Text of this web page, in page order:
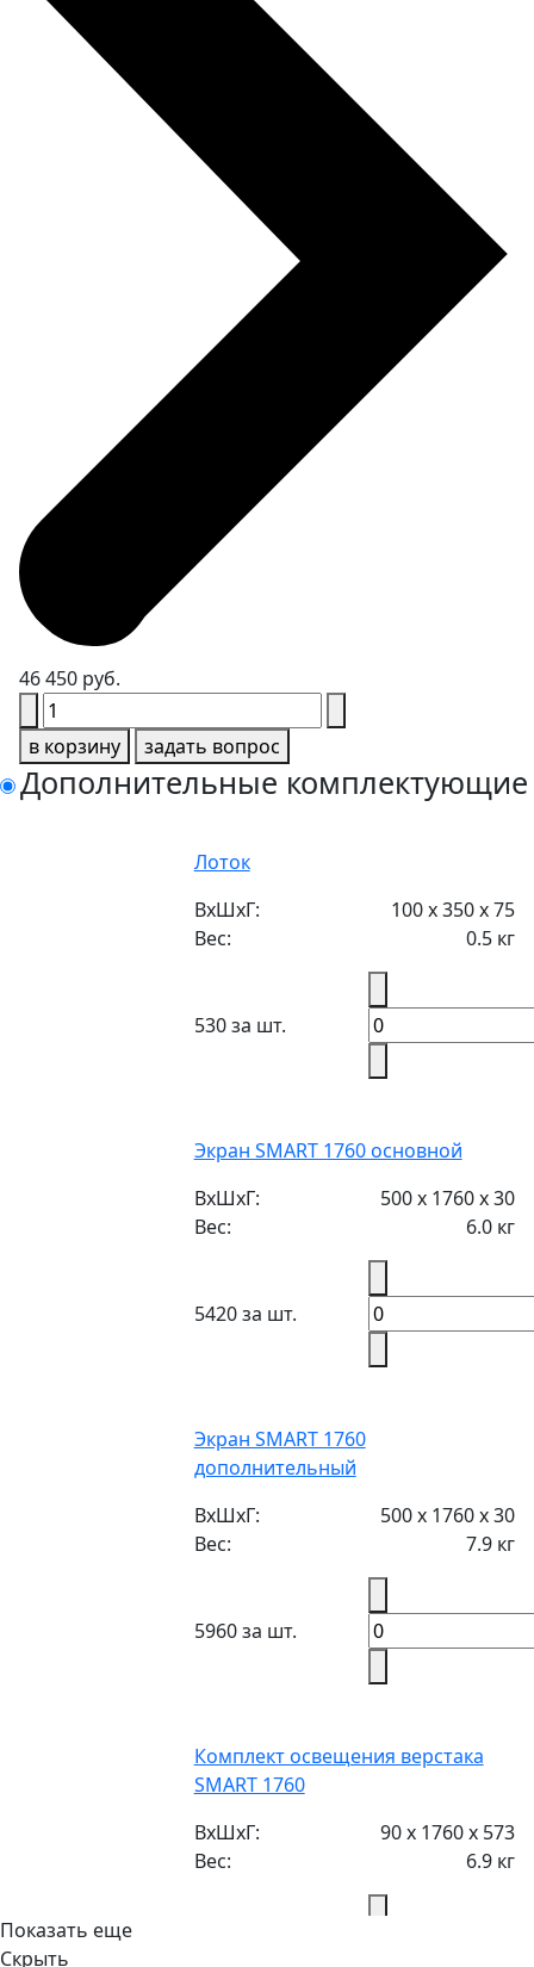
46 450 руб.
в корзину задать вопрос
Дополнительные комплектующие
Лоток
ВxШxГ:
100 x 350 x 75
Вес:
0.5 кг
530 за шт.
Экран SMART 1760 основной
ВxШxГ:
500 х 1760 х 30
Вес:
6.0 кг
5420 за шт.
Экран SMART 1760
дополнительный
ВxШxГ:
500 х 1760 х 30
Вес:
7.9 кг
5960 за шт.
Комплект освещения верстака
SMART 1760
ВxШxГ:
90 х 1760 х 573
Вес:
6.9 кг
Показать еще
Скрыть